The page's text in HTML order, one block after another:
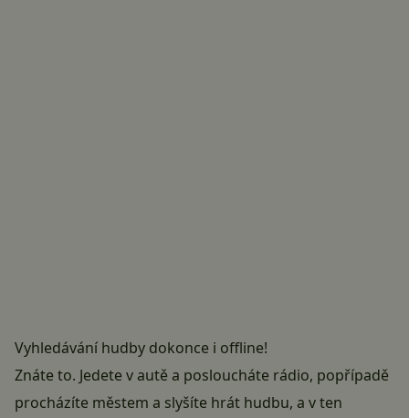
Vyhledávání hudby dokonce i offline!
Znáte to. Jedete v autě a posloucháte rádio, popřípadě
procházíte městem a slyšíte hrát hudbu, a v ten